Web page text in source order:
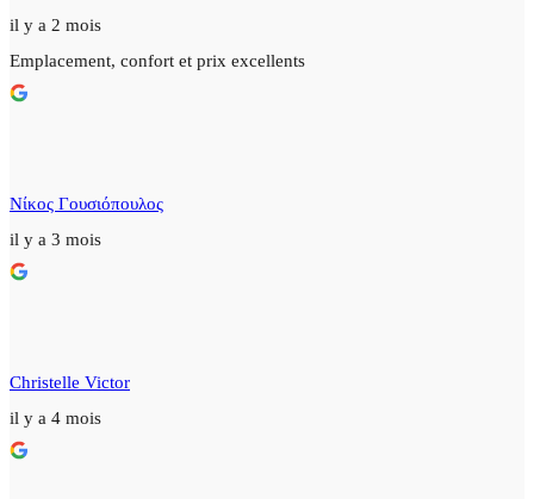
il y a 2 mois
Emplacement, confort et prix excellents
Νίκος Γουσιόπουλος
il y a 3 mois
Christelle Victor
il y a 4 mois